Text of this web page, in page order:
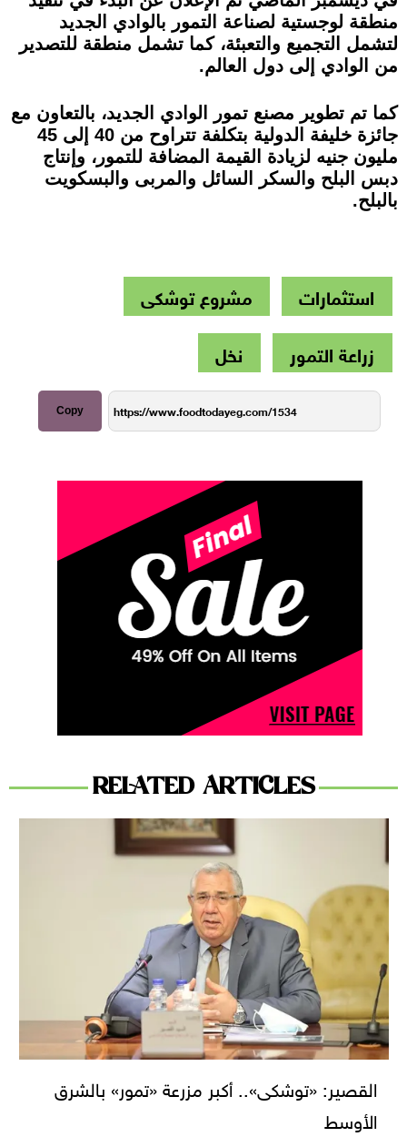
منطقة لوجستية لصناعة التمور بالوادي الجديد
لتشمل التجميع والتعبئة، كما تشمل منطقة للتصدير
من الوادي إلى دول العالم.
كما تم تطوير مصنع تمور الوادي الجديد، بالتعاون مع
جائزة خليفة الدولية بتكلفة تتراوح من 40 إلى 45
مليون جنيه لزيادة القيمة المضافة للتمور، وإنتاج
دبس البلح والسكر السائل والمربى والبسكويت
بالبلح.
استثمارات
مشروع توشكى
زراعة التمور
نخل
Copy
RELATED ARTICLES
القصير: «توشكى».. أكبر مزرعة «تمور» بالشرق
الأوسط